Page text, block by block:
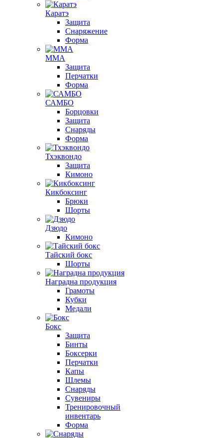
Каратэ
Защита
Снаряжение
Форма
ММА
Защита
Перчатки
Форма
САМБО
Борцовки
Защита
Снаряды
Форма
Тхэквондо
Защита
Кимоно
Кикбоксинг
Брюки
Шорты
Дзюдо
Кимоно
Тайский бокс
Шорты
Наградна продукция
Грамоты
Кубки
Медали
Бокс
Защита
Бинты
Боксерки
Перчатки
Капы
Шлемы
Снаряды
Сувениры
Тренировочный
инвентарь
Форма